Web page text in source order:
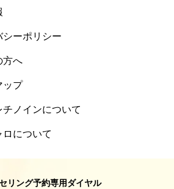
シーポリシー
方へ
ップ
チノインについて
ロについて
リング予約専用ダイヤル